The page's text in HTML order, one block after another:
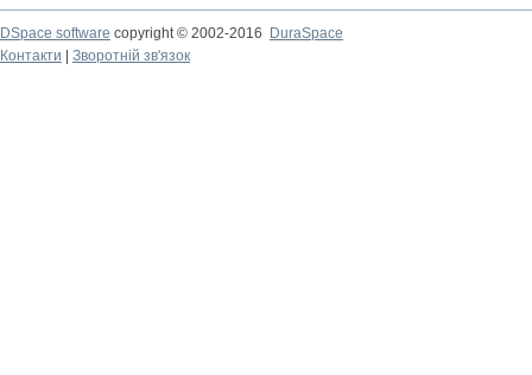
DSpace software copyright © 2002-2016
DuraSpace
Контакти
Зворотній зв'язок